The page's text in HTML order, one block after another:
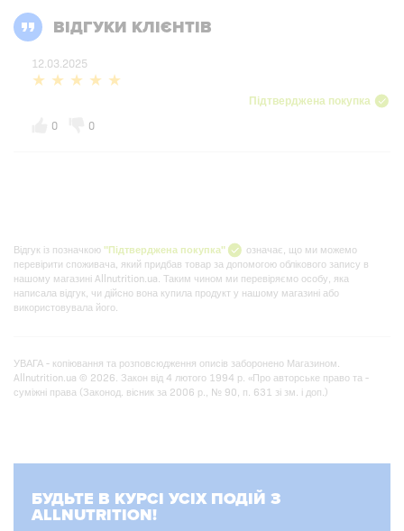
ВІДГУКИ КЛІЄНТІВ
12.03.2025
Підтверджена покупка
0
0
Відгук із позначкою"Підтверджена покупка"
означає, що ми можемо
перевірити споживача, який придбав товар за допомогою облікового запису в
нашому магазині Allnutrition.ua. Таким чином ми перевіряємо особу, яка
написала відгук, чи дійсно вона купила продукт у нашому магазині або
використовувала його.
УВАГА - копіювання та розповсюдження описів заборонено Магазином.
Allnutrition.ua © 2026. Закон від 4 лютого 1994 р. «Про авторське право та -
суміжні права (Законод. вісник за 2006 р., № 90, п. 631 зі зм. і доп.)
БУДЬТЕ В КУРСІ УСІХ ПОДІЙ З
ALLNUTRITION!